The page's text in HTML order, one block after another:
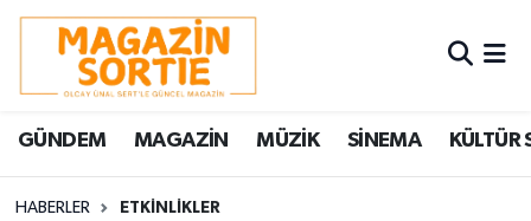
GÜNDEM MAGAZİN MÜZİK SİNEMA KÜLTÜR
HABERLER ETKİNLİKLER
Nöbetçi Eczaneler
Hava Durumu
Trafik Durumu